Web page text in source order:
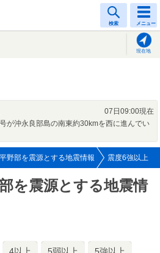
検索 メニュー
現在地
07日09:00現在
が沖永良部島の南東約30kmを西に進んでい
野部を震源とする地震情報 震度6強以上
を震源とする地震情